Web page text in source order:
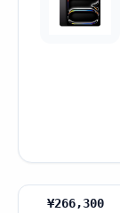
¥266,300